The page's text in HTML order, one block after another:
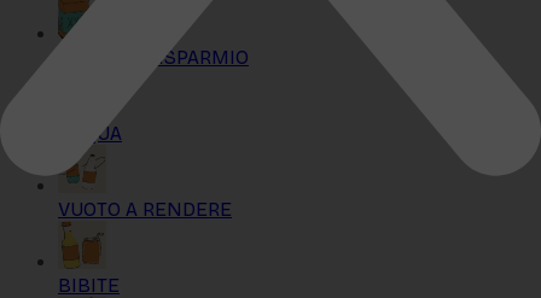
KIT MAXI RISPARMIO
ACQUA
VUOTO A RENDERE
BIBITE